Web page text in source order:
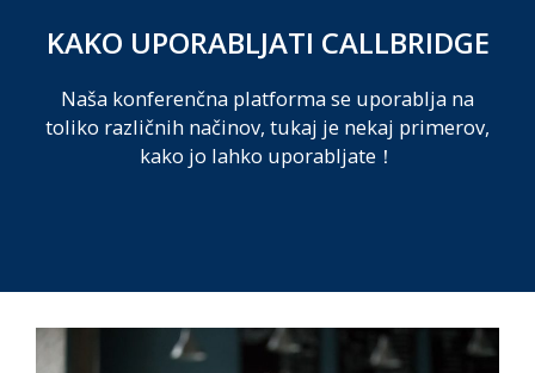
KAKO UPORABLJATI CALLBRIDGE
Naša konferenčna platforma se uporablja na
toliko različnih načinov, tukaj je nekaj primerov,
kako jo lahko uporabljate！